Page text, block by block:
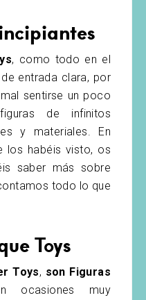
TOYS?
, como todo en el
entrada clara, por
sentirse un poco
de infinitos
y materiales. En
los habéis visto, os
saber más sobre
todo lo que
Toys
Toys, son Figuras
muy